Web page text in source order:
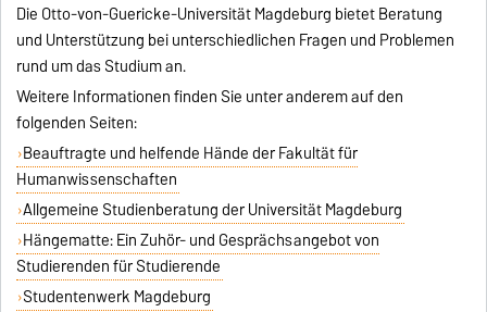
Die Otto-von-Guericke-Universität Magdeburg bietet Beratung
und Unterstützung bei unterschiedlichen Fragen und Problemen
rund um das Studium an.
Weitere Informationen finden Sie unter anderem auf den
folgenden Seiten:
Beauftragte und helfende Hände der Fakultät für
Humanwissenschaften
Allgemeine Studienberatung der Universität Magdeburg
Hängematte: Ein Zuhör- und Gesprächsangebot von
Studierenden für Studierende
Studentenwerk Magdeburg